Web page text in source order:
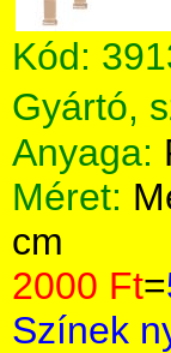
Kód:
Gyártó,
Anyaga:
Méret:
cm
2000 Ft=
Színek